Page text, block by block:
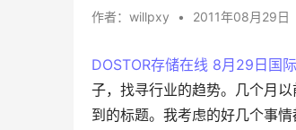
作者： willpxy • 2011年08月29日
DOSTOR存储在线 8月29日国际
子，找寻行业的趋势。几个月
到的标题。我考虑的好几个事